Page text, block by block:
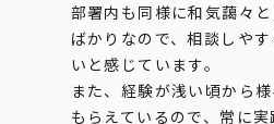
部署内も同様に和気藹々
ばかりなので、相談しや
いと感じています。
また、経験が浅い頃から
もらえているので、常に